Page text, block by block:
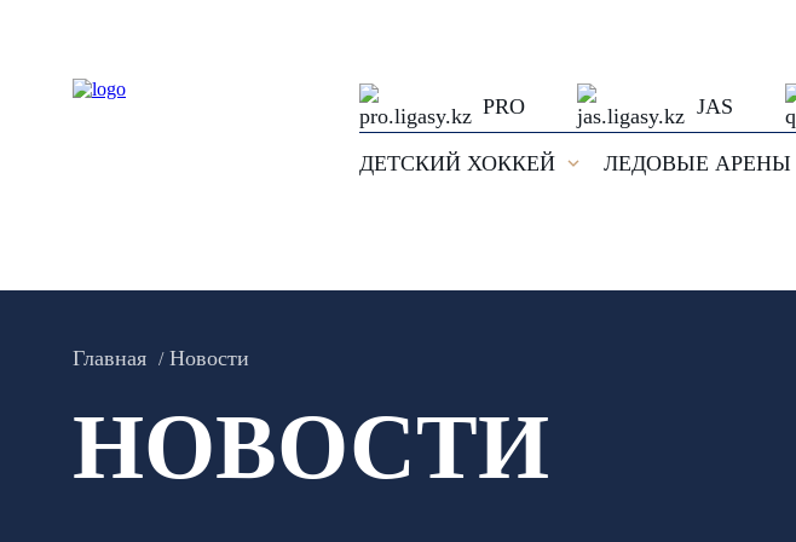
PRO JAS
ДЕТСКИЙ ХОККЕЙ
ЛЕДОВЫЕ АРЕНЫ
Главная Новости
НОВОСТИ